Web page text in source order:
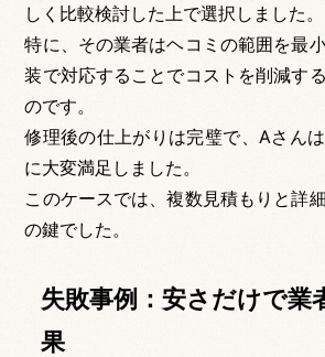
しく比較検討した上で選択しました。
特に、その業者はヘコミの範囲を最
装で対応することでコストを削減す
のです。
修理後の仕上がりは完璧で、Aさん
に大変満足しました。
このケースでは、複数見積もりと詳
の鍵でした。
失敗事例：安さだけで業
果